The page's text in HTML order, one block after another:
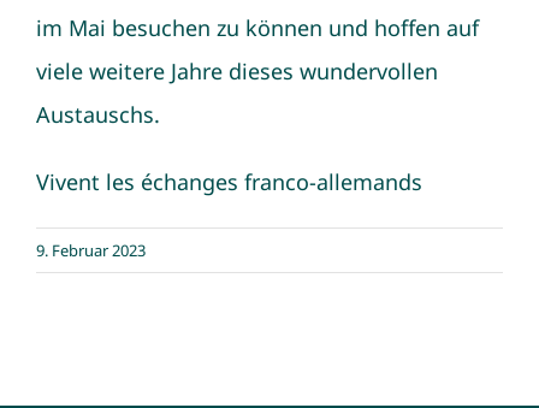
im Mai besuchen zu können und hoffen auf
viele weitere Jahre dieses wundervollen
Austauschs.
Vivent les échanges franco-allemands
9. Februar 2023